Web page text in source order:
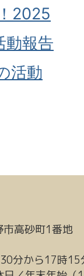
2025
動報告
活動
高砂町1番地
分から17時15